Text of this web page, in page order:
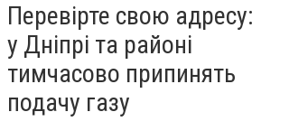
Перевірте свою адресу:
у Дніпрі та районі
тимчасово припинять
подачу газу